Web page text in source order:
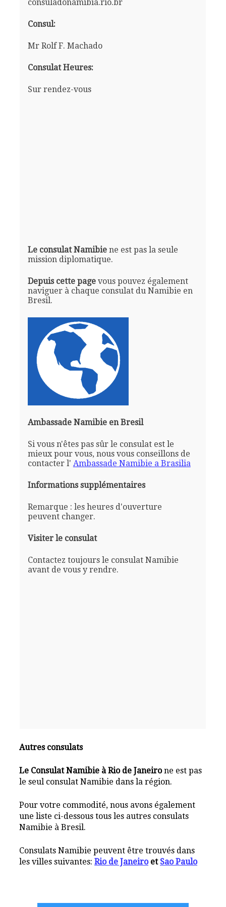
consuladonamibia.rio.br
Consul:
Mr Rolf F. Machado
Consulat Heures:
Sur rendez-vous
Le consulat Namibiene est pas la seule
mission diplomatique.
Depuis cette pagevous pouvez également
naviguer à chaque consulat du Namibie en
Bresil.
Ambassade Namibie en Bresil
Si vous n'êtes pas sûr le consulat est le
mieux pour vous, nous vous conseillons de
contacter l' Ambassade Namibie a Brasilia
Informations supplémentaires
Remarque : les heures d'ouverture
peuvent changer.
Visiter le consulat
Contactez toujours le consulat Namibie
avant de vous y rendre.
Autres consulats
Le Consulat Namibie à Rio de Janeirone est pas
le seul consulat Namibie dans la région.
Pour votre commodité, nous avons également
une liste ci-dessous tous les autres consulats
Namibie à Bresil.
Consulats Namibie peuvent être trouvés dans
les villes suivantes:Rio de Janeiroet Sao Paulo